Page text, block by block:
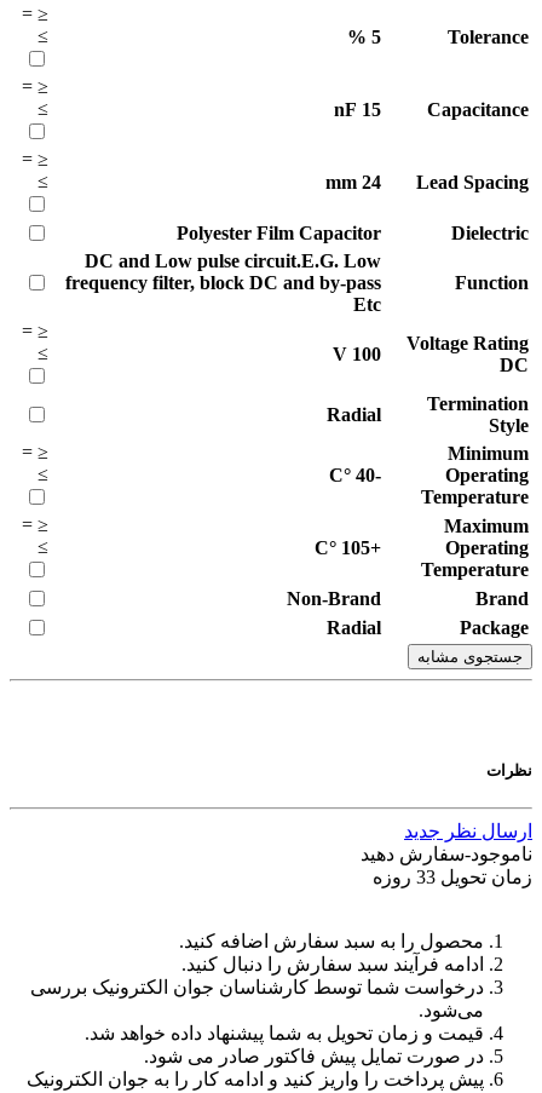
Tolerance
5
%
≤
=
≥
Capacitance
15
nF
≤
=
≥
Lead Spacing
24
mm
≤
=
≥
Dielectric
Polyester Film Capacitor
Function
DC and Low pulse circuit.E.G. Low
frequency filter, block DC and by-pass
Etc
Voltage Rating
DC
100
V
≤
=
≥
Termination
Style
Radial
Minimum
Operating
Temperature
-40
°C
≤
=
≥
Maximum
Operating
Temperature
+105
°C
≤
=
≥
Brand
Non-Brand
Package
Radial
جستجوی مشابه
نظرات
ارسال نظر جدید
ناموجود-سفارش دهید
زمان تحویل 33 روزه
محصول را به سبد سفارش اضافه کنید.
ادامه فرآیند سبد سفارش را دنبال کنید.
درخواست شما توسط کارشناسان جوان الکترونیک بررسی
می‌شود.
قیمت و زمان تحویل به شما پیشنهاد داده خواهد شد.
در صورت تمایل پیش فاکتور صادر می شود.
پیش پرداخت را واریز کنید و ادامه کار را به جوان الکترونیک